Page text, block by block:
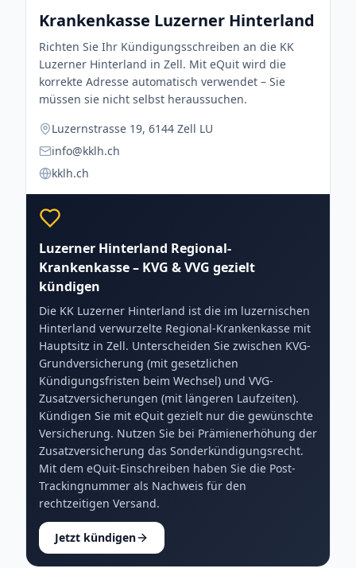
Krankenkasse Luzerner Hinterland
Richten Sie Ihr Kündigungsschreiben an die KK
Luzerner Hinterland in Zell. Mit eQuit wird die
korrekte Adresse automatisch verwendet – Sie
müssen sie nicht selbst heraussuchen.
Luzernstrasse 19, 6144 Zell LU
info@kklh.ch
kklh.ch
Luzerner Hinterland Regional-
Krankenkasse – KVG & VVG gezielt
kündigen
Die KK Luzerner Hinterland ist die im luzernischen
Hinterland verwurzelte Regional-Krankenkasse mit
Hauptsitz in Zell. Unterscheiden Sie zwischen KVG-
Grundversicherung (mit gesetzlichen
Kündigungsfristen beim Wechsel) und VVG-
Zusatzversicherungen (mit längeren Laufzeiten).
Kündigen Sie mit eQuit gezielt nur die gewünschte
Versicherung. Nutzen Sie bei Prämienerhöhung der
Zusatzversicherung das Sonderkündigungsrecht.
Mit dem eQuit-Einschreiben haben Sie die Post-
Trackingnummer als Nachweis für den
rechtzeitigen Versand.
Jetzt kündigen